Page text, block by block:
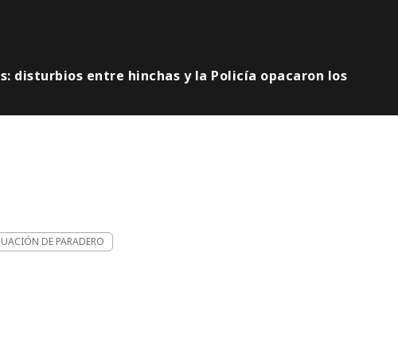
disturbios entre hinchas y la Policía opacaron los
DE PARADERO